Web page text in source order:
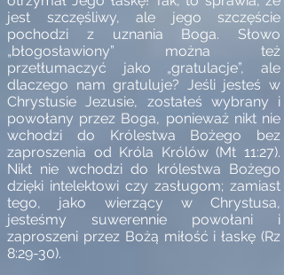
jest szczęśliwy, ale jego szczęście
pochodzi z uznania Boga. Słowo
„błogosławiony” można też
przetłumaczyć jako „gratulacje”, ale
dlaczego nam gratuluje? Jeśli jesteś w
Chrystusie Jezusie, zostałeś wybrany i
powołany przez Boga, ponieważ nikt nie
wchodzi do Królestwa Bożego bez
zaproszenia od Króla Królów (Mt 11:27).
Nikt nie wchodzi do królestwa Bożego
dzięki intelektowi czy zasługom; zamiast
tego, jako wierzący w Chrystusa,
jesteśmy suwerennie powołani i
zaproszeni przez Bożą miłość i łaskę (Rz
8:29-30).